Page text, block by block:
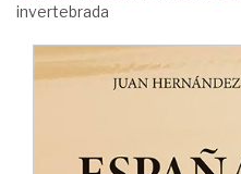
invertebrada